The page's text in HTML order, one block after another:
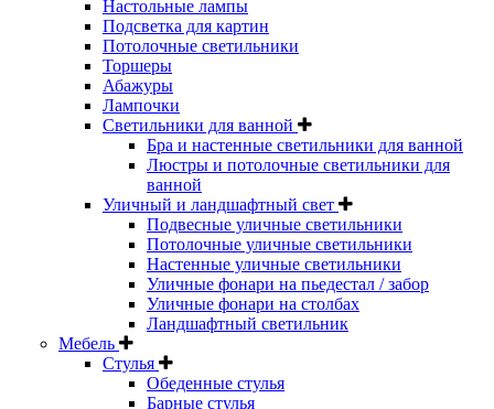
Настольные лампы
Подсветка для картин
Потолочные светильники
Торшеры
Абажуры
Лампочки
Светильники для ванной
Бра и настенные светильники для ванной
Люстры и потолочные светильники для
ванной
Уличный и ландшафтный свет
Подвесные уличные светильники
Потолочные уличные светильники
Настенные уличные светильники
Уличные фонари на пьедестал / забор
Уличные фонари на столбах
Ландшафтный светильник
Мебель
Стулья
Обеденные стулья
Барные стулья